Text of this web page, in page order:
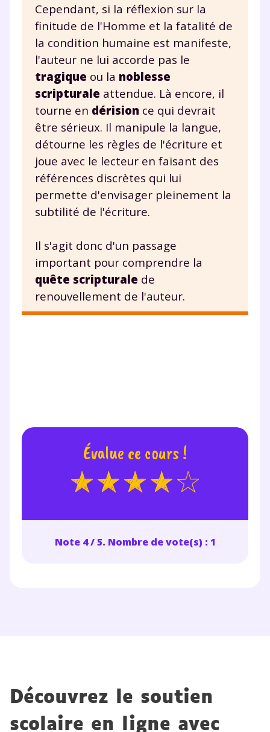
Cependant, si la réflexion sur la
finitude de l'Homme et la fatalité de
la condition humaine est manifeste,
l'auteur ne lui accorde pas le
tragique ou la noblesse
scripturale attendue. Là encore, il
tourne en dérision ce qui devrait
être sérieux. Il manipule la langue,
détourne les règles de l'écriture et
joue avec le lecteur en faisant des
références discrètes qui lui
permette d'envisager pleinement la
subtilité de l'écriture.
Il s'agit donc d'un passage
important pour comprendre la
quête scripturale de
renouvellement de l'auteur.
Évalue ce cours !
Note 4 / 5. Nombre de vote(s) : 1
Découvrez le soutien
scolaire en ligne avec